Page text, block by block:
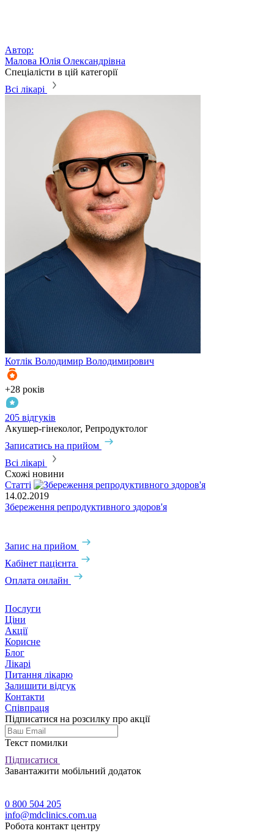
Автор:
Малова Юлія Олександрівна
Спеціалісти в цій категорії
Всі лікарі
Котлік Володимир Володимирович
+28 років
205 відгуків
Акушер-гінеколог, Репродуктолог
Записатись на прийом
Всі лікарі
Схожі новини
Статті
14.02.2019
Збереження репродуктивного здоров'я
Запис на прийом
Кабінет пацієнта
Оплата онлайн
Послуги
Ціни
Акції
Корисне
Блог
Лікарі
Питання лікарю
Залишити відгук
Контакти
Співпраця
Підписатися на розсилку про акції
Текст помилки
Підписатися
Завантажити мобільний додаток
0 800 504 205
info@mdclinics.com.ua
Робота контакт центру